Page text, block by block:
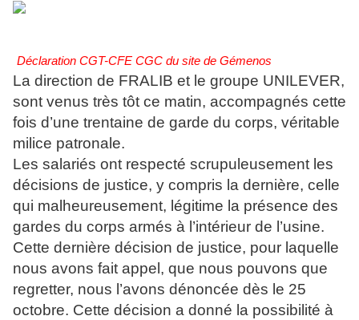
Déclaration CGT-CFE CGC du site de Gémenos
La direction de FRALIB et le groupe UNILEVER,
sont venus très tôt ce matin, accompagnés cette
fois d’une trentaine de garde du corps, véritable
milice patronale.
Les salariés ont respecté scrupuleusement les
décisions de justice, y compris la dernière, celle
qui malheureusement, légitime la présence des
gardes du corps armés à l’intérieur de l’usine.
Cette dernière décision de justice, pour laquelle
nous avons fait appel, que nous pouvons que
regretter, nous l’avons dénoncée dès le 25
octobre. Cette décision a donné la possibilité à